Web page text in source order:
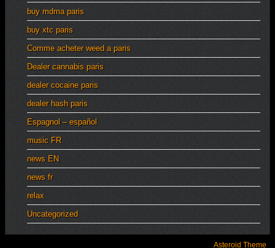
buy mdma paris
buy xtc paris
Comme acheter weed a paris
Dealer cannabis paris
dealer cocaine paris
dealer hash paris
Espagnol – español
music FR
news EN
news fr
relax
Uncategorized
Asteroid Theme